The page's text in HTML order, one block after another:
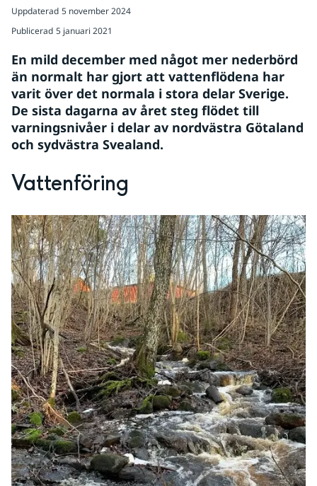
Uppdaterad 5 november 2024
Publicerad 5 januari 2021
En mild december med något mer nederbörd
än normalt har gjort att vattenflödena har
varit över det normala i stora delar Sverige.
De sista dagarna av året steg flödet till
varningsnivåer i delar av nordvästra Götaland
och sydvästra Svealand.
Vattenföring